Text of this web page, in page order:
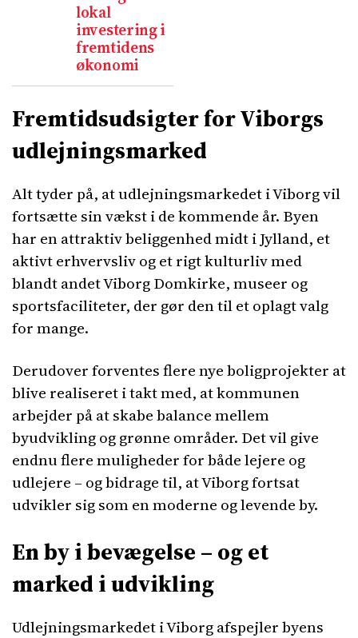
lokal
investering i
fremtidens
økonomi
Fremtidsudsigter for Viborgs
udlejningsmarked
Alt tyder på, at udlejningsmarkedet i Viborg vil
fortsætte sin vækst i de kommende år. Byen
har en attraktiv beliggenhed midt i Jylland, et
aktivt erhvervsliv og et rigt kulturliv med
blandt andet Viborg Domkirke, museer og
sportsfaciliteter, der gør den til et oplagt valg
for mange.
Derudover forventes flere nye boligprojekter at
blive realiseret i takt med, at kommunen
arbejder på at skabe balance mellem
byudvikling og grønne områder. Det vil give
endnu flere muligheder for både lejere og
udlejere – og bidrage til, at Viborg fortsat
udvikler sig som en moderne og levende by.
En by i bevægelse – og et
marked i udvikling
Udlejningsmarkedet i Viborg afspejler byens